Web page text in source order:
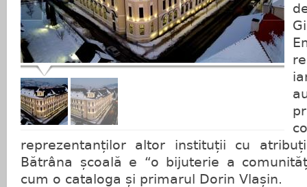
reprezentanților altor instituții cu
Bătrâna școală e “o bijuterie a
cum o cataloga și primarul Dorin Vlașin.